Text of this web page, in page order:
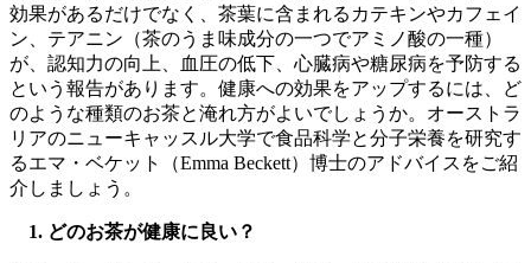
効果があるだけでなく、茶葉に含まれるカテキンやカフェイ
ン、テアニン（茶のうま味成分の一つでアミノ酸の一種）
が、認知力の向上、血圧の低下、心臓病や糖尿病を予防する
という報告があります。健康への効果をアップするには、ど
のような種類のお茶と淹れ方がよいでしょうか。オーストラ
リアのニューキャッスル大学で食品科学と分子栄養を研究す
るエマ・ベケット（Emma Beckett）博士のアドバイスをご紹
介しましょう。
1. どのお茶が健康に良い？